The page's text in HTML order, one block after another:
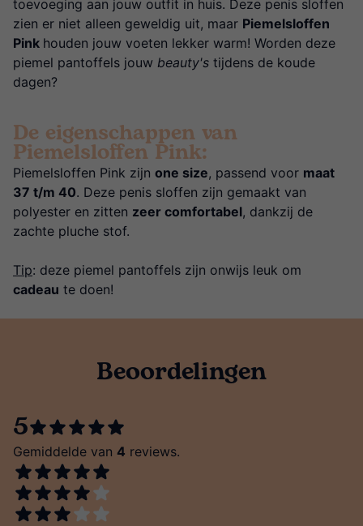
toevoeging aan jouw outfit in huis. Deze penis sloffen
zien er niet alleen geweldig uit, maar Piemelsloffen
Pink houden jouw voeten lekker warm! Worden deze
piemel pantoffels jouw beauty's tijdens de koude
dagen?
De eigenschappen van
Piemelsloffen Pink:
Piemelsloffen Pink zijn one size, passend voor maat
37 t/m 40. Deze penis sloffen zijn gemaakt van
polyester en zitten zeer comfortabel, dankzij de
zachte pluche stof.
Tip: deze piemel pantoffels zijn onwijs leuk om
cadeau te doen!
Beoordelingen
5
Gemiddelde van 4 reviews.